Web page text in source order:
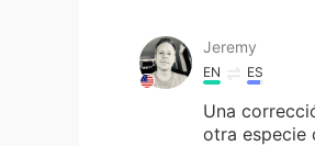
Jeremy
EN ES
Una
otra especie